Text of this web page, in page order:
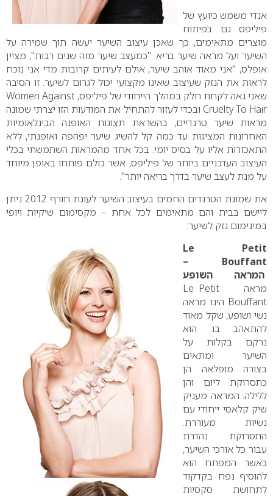
אנדי משמש כיועץ של
פיליפס גם בפיתוח
מוצרים מתאימים, כך שאכן עיצוב השיער יעשה תוך שמירה על
השיער ועל מראה שיער בריא. "כמעצב שיער מזה שנים רבות", מציין
אופלס, "אני מאוד אוהב שיער, אולם לעיתים קרובות מדי אני נוכח
לראות את הנזק שעיצוב שאינו מקצועי יכול לגרום לשיער. זו הסיבה
שאני גאה לקחת חלק במהלך הייחודי של פיליפס, Women Against
Cruelty To Hair ובכדי לעזור להתחיל את המודעות הזו יצרתי שמונה
מראות שיער טרנדיים, בהשראת תצוגות האופנה הבינלאומיות
האחרונות המציגות עד כמה קל להשיג שיער יפהפה ואופנתי, ללא
התאכזרות אליו על בסיס יומי. בכל אחד מהמראות השתמשתי בכלי
העיצוב העדכניים ביותר של פיליפס, אשר כולם פותחו באופן מיוחד
על מנת לעצב שיער בדרך בריאה יותר".
את שמונת הטרנדים החמים בעיצוב השיער לעונת חורף 2012 ניתן
ליישם בבית והם מתאימים לכל אחת – מקסימום שיקיות ויופי
במינימום נזק לשיער:
Le Petit
Bouffant
–
המראה השופע
מראה
Le Petit
Bouffant הינו מראה
נשי ושופע, שקל מאוד
להתאהב בו. הוא
נרקם בקלות על
השיער ומתאים
בצורה מופלאה הן
כתסרוקת ליום והן
ללילה. המראה מעניק
שיק קלאסי ייחודי עם
נשיות מעוררת.
התסרוקת נהדרת
עבור כל אורכי השיער,
כאשר המפתח הוא
להוסיף נפח בקדקוד
לתחושת סקסיות